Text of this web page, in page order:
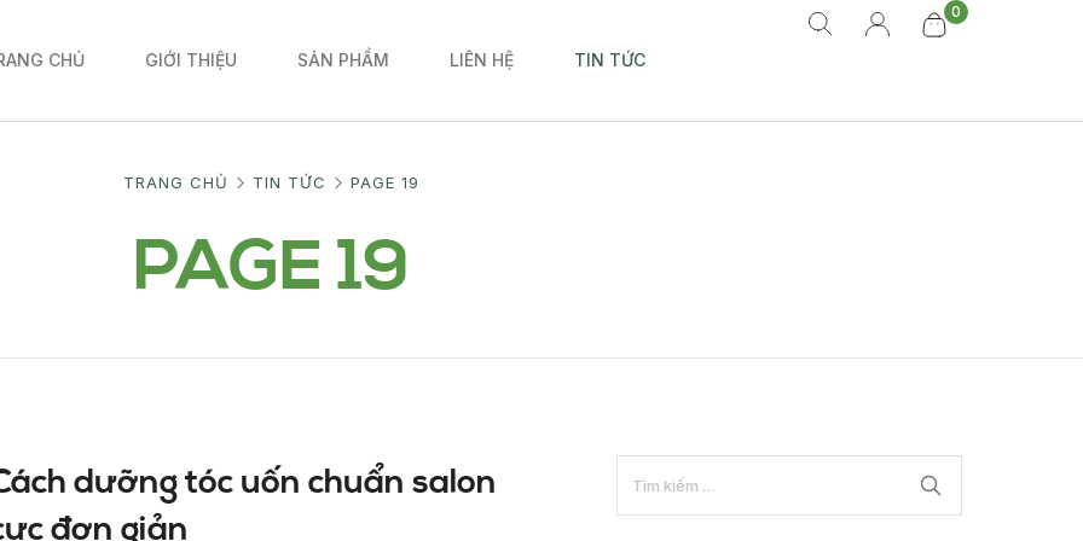
CHỦ GIỚI THIỆU SẢN PHẨM LIÊN HỆ TIN TỨC
0
PAGE 19
TRANG CHỦ TIN TỨC PAGE 19
dưỡng tóc uốn chuẩn salon
đơn giản